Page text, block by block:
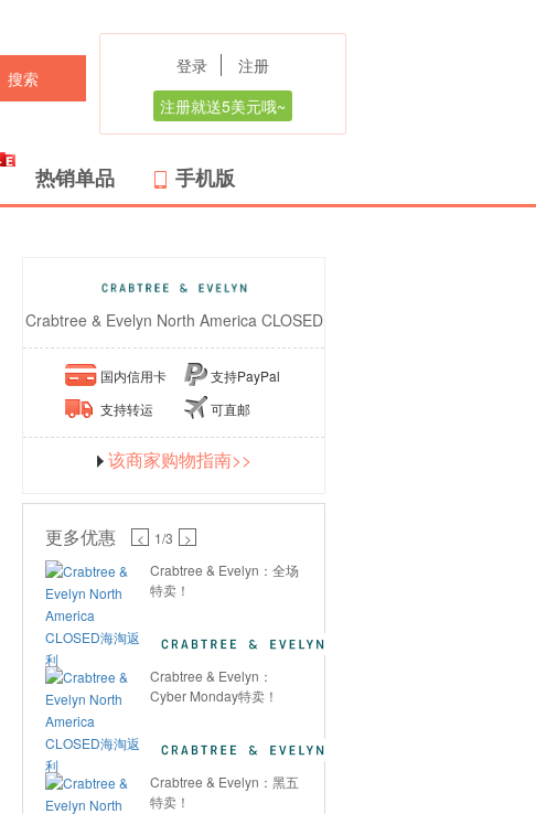
搜索
登录
注册
注册就送5美元哦~
热销单品 手机版
Crabtree & Evelyn North America CLOSED
国内信用卡
支持PayPal
支持转运
可直邮
该商家购物指南>>
更多优惠 < 1/3
>
Crabtree & Evelyn：全场
特卖！
Crabtree & Evelyn：
Cyber Monday特卖！
Crabtree & Evelyn：黑五
特卖！